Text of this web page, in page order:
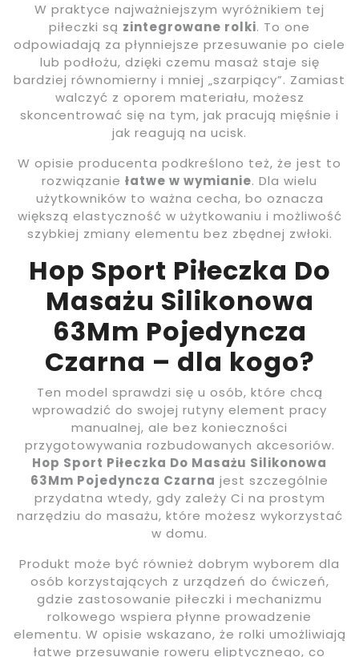
W praktyce najważniejszym wyróżnikiem tej
piłeczki są zintegrowane rolki. To one
odpowiadają za płynniejsze przesuwanie po ciele
lub podłożu, dzięki czemu masaż staje się
bardziej równomierny i mniej „szarpiący”. Zamiast
walczyć z oporem materiału, możesz
skoncentrować się na tym, jak pracują mięśnie i
jak reagują na ucisk.
W opisie producenta podkreślono też, że jest to
rozwiązanie łatwe w wymianie. Dla wielu
użytkowników to ważna cecha, bo oznacza
większą elastyczność w użytkowaniu i możliwość
szybkiej zmiany elementu bez zbędnej zwłoki.
Hop Sport Piłeczka Do
Masażu Silikonowa
63Mm Pojedyncza
Czarna – dla kogo?
Ten model sprawdzi się u osób, które chcą
wprowadzić do swojej rutyny element pracy
manualnej, ale bez konieczności
przygotowywania rozbudowanych akcesoriów.
Hop Sport Piłeczka Do Masażu Silikonowa
63Mm Pojedyncza Czarna jest szczególnie
przydatna wtedy, gdy zależy Ci na prostym
narzędziu do masażu, które możesz wykorzystać
w domu.
Produkt może być również dobrym wyborem dla
osób korzystających z urządzeń do ćwiczeń,
gdzie zastosowanie piłeczki i mechanizmu
rolkowego wspiera płynne prowadzenie
elementu. W opisie wskazano, że rolki umożliwiają
łatwe przesuwanie roweru eliptycznego, co